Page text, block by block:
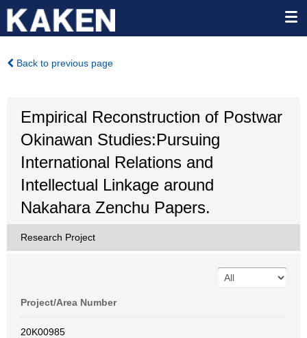
Back to previous page
Empirical Reconstruction of Postwar
Okinawan Studies:Pursuing
International Relations and
Intellectual Linkage around
Nakahara Zenchu Papers.
Research Project
Project/Area Number
20K00985